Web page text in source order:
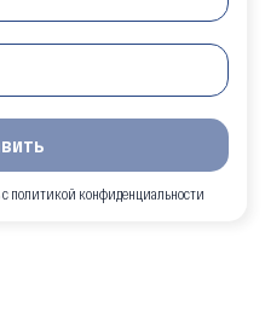
политикой конфиденциальности